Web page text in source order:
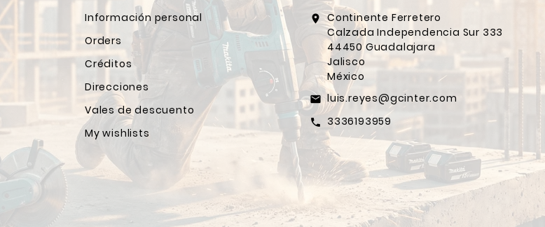
Información personal
Orders
Créditos
Direcciones
Vales de descuento
My wishlists
location_on Continente Ferretero
Calzada Independencia Sur 333
44450 Guadalajara
Jalisco
México
email luis.reyes@gcinter.com
call 3336193959